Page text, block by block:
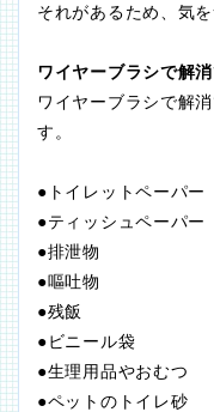
それがあるため、気を
ワイヤーブラシで解
ワイヤーブラシで解
す。
●トイレットペーパー
●ティッシュペーパー
●排泄物
●嘔吐物
●残飯
●ビニール袋
●生理用品やおむつ
●ペットのトイレ砂